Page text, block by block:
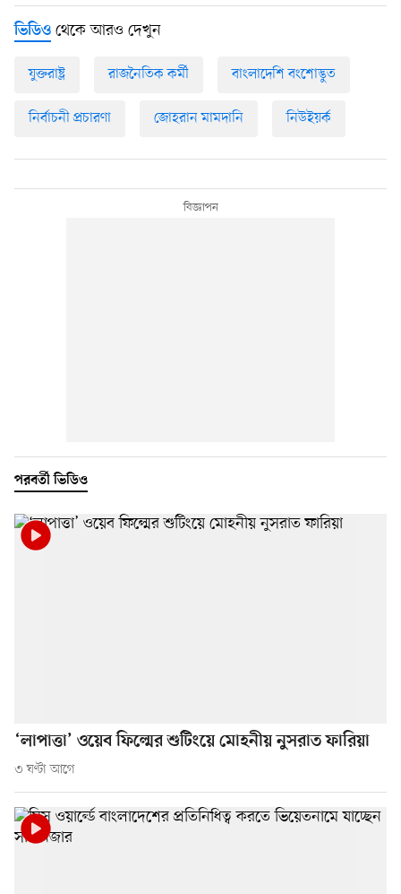
ভিডিও থেকে আরও দেখুন
যুক্তরাষ্ট্র রাজনৈতিক কর্মী বাংলাদেশি বংশোদ্ভুত
নির্বাচনী প্রচারণা জোহরান মামদানি নিউইয়র্ক
পরবর্তী ভিডিও
‘লাপাত্তা’ ওয়েব ফিল্মের শুটিংয়ে মোহনীয় নুসরাত ফারিয়া
৩ ঘণ্টা আগে